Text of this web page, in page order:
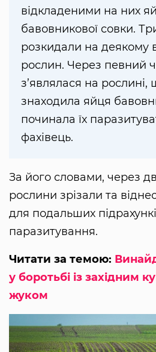
відкладеними на них
бавовникової совки.
розкидали на деякому
рослин. Через певний
з’являлася на рослині,
знаходила яйця
починала їх
фахівець.
За його словами, через
рослини зрізали та
для подальших
паразитування.
Читати за темою:
у боротьбі із західним
жуком